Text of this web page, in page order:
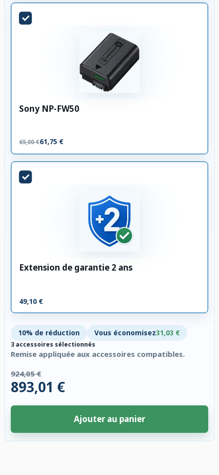
Sony NP-FW50
65,00 €61,75 €
Extension de garantie 2 ans
49,10 €
10% de réduction Vous économisez31,03 €
3 accessoires sélectionnés
Remise appliquée aux accessoires compatibles.
924,05 €
893,01 €
Ajouter au panier